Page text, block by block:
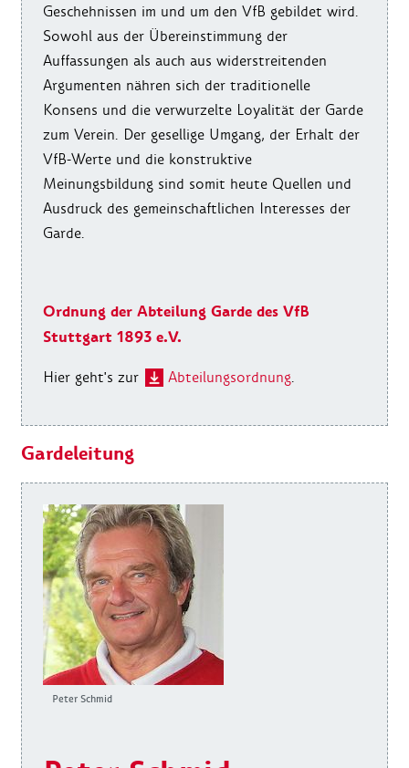
Geschehnissen im und um den VfB gebildet wird.
Sowohl aus der Übereinstimmung der
Auffassungen als auch aus widerstreitenden
Argumenten nähren sich der traditionelle
Konsens und die verwurzelte Loyalität der Garde
zum Verein. Der gesellige Umgang, der Erhalt der
VfB-Werte und die konstruktive
Meinungsbildung sind somit heute Quellen und
Ausdruck des gemeinschaftlichen Interesses der
Garde.
Ordnung der Abteilung Garde des VfB
Stuttgart 1893 e.V.
Hier geht's zur Abteilungsordnung.
Gardeleitung
Peter Schmid